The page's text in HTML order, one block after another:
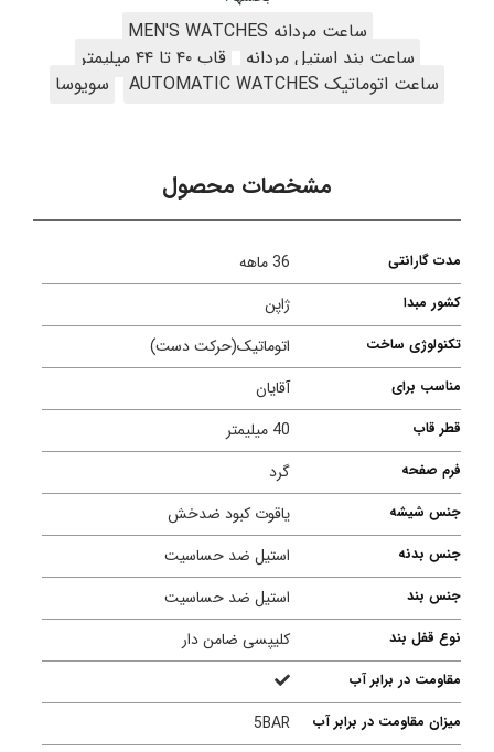
ساعت مردانه MEN'S WATCHES
ساعت بند استیل مردانه
قاب ۴۰ تا ۴۴ میلیمتر
ساعت اتوماتیک AUTOMATIC WATCHES
سویوسا
مشخصات محصول
مدت گارانتی 36 ماهه
کشور مبدا ژاپن
تکنولوژی ساخت اتوماتیک(حرکت دست)
مناسب برای آقایان
قطر قاب 40 میلیمتر
فرم صفحه گرد
جنس شیشه یاقوت کبود ضدخش
جنس بدنه استیل ضد حساسیت
جنس بند استیل ضد حساسیت
نوع قفل بند کلیپسی ضامن دار
مقاومت در برابر آب
میزان مقاومت در برابر آب
5BAR